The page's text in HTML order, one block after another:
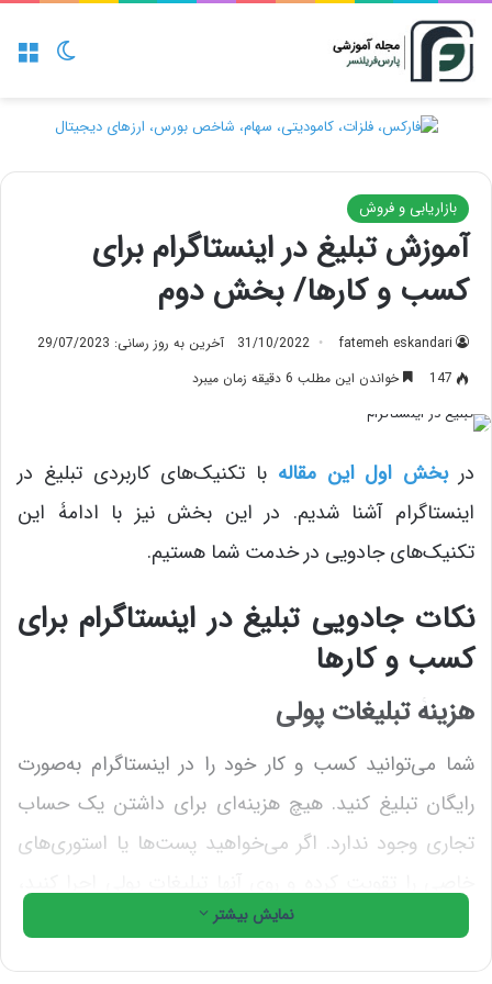
تغییر
بازاریابی و فروش
آموزش تبلیغ در اینستاگرام برای
کسب و کارها/ بخش دوم
fatemeh eskandari
31/10/2022
آخرین به روز رسانی: 29/07/2023
147
خواندن این مطلب 6 دقیقه زمان میبرد
دربخش اول این مقاله با تکنیک‌های کاربردی تبلیغ در
اینستاگرام آشنا شدیم. در این بخش نیز با ادامۀ این
تکنیک‌های جادویی در خدمت شما هستیم.
نکات جادویی تبلیغ در اینستاگرام برای
کسب و کارها
هزینۀ تبلیغات پولی
شما می‌توانید کسب و کار خود را در اینستاگرام به‌صورت
رایگان تبلیغ کنید. هیچ هزینه‌ای برای داشتن یک حساب
تجاری وجود ندارد. اگر می‌خواهید پست‌ها یا استوری‌های
می‌توانید مقدار بودجه‌ای را که قصد هزینه کردنش را دارید
نمایش بیشتر